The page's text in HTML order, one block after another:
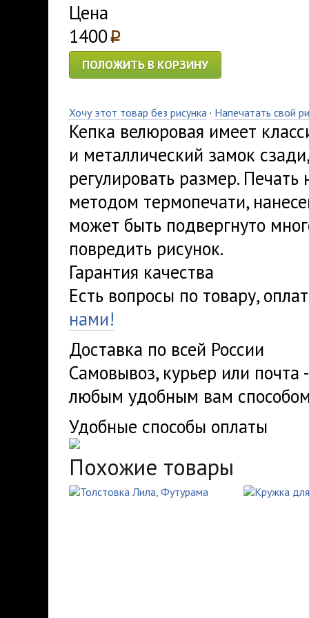
Цена
1400p
ПОЛОЖИТЬ В КОРЗИНУ
Хочу этот товар без рисунка · Напечатать свой
Кепка велюровая имеет
и металлический замок
регулировать размер.
методом термопечати,
может быть подвергнуто
повредить рисунок.
Гарантия качества
Есть вопросы по товару,
нами!
Доставка по всей России
Самовывоз, курьер или
любым удобным вам
Удобные способы оплаты
Похожие товары